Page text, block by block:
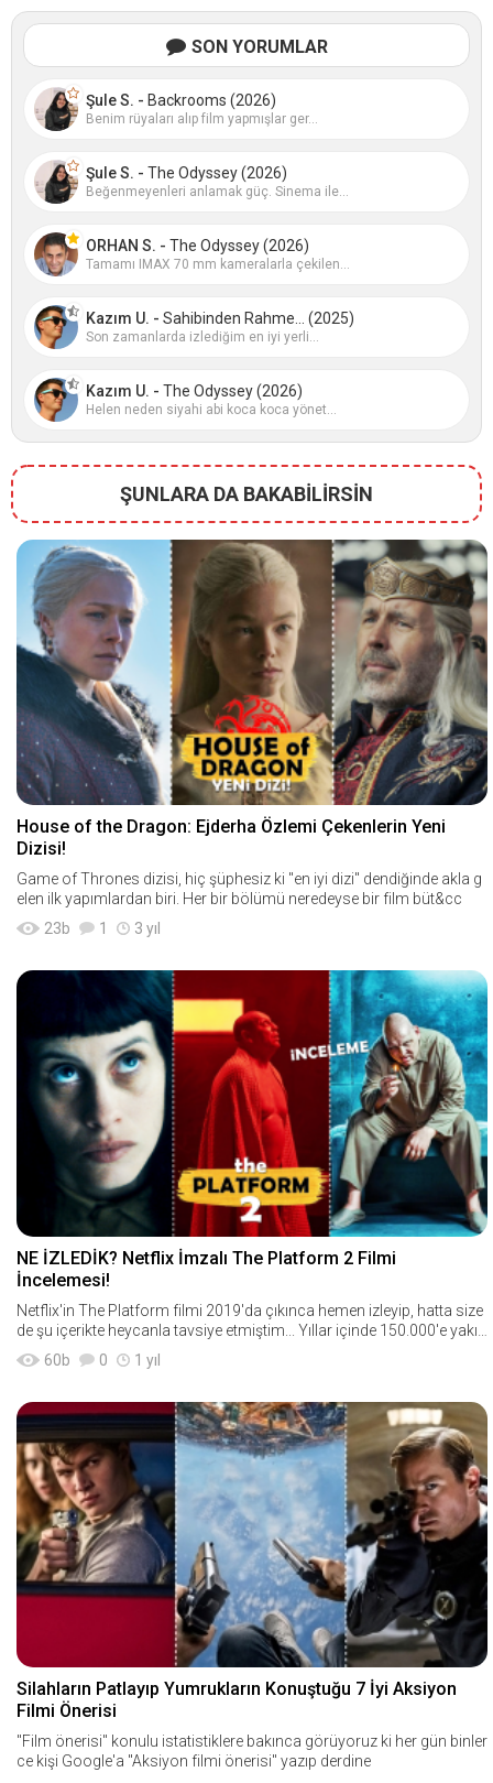
SON YORUMLAR
Şule S. - Backrooms (2026)
Benim rüyaları alıp film yapmışlar ger...
Şule S. - The Odyssey (2026)
Beğenmeyenleri anlamak güç. Sinema ile...
ORHAN S. - The Odyssey (2026)
Tamamı IMAX 70 mm kameralarla çekilen...
Kazım U. - Sahibinden Rahme... (2025)
Son zamanlarda izlediğim en iyi yerli...
Kazım U. - The Odyssey (2026)
Helen neden siyahi abi koca koca yönet...
ŞUNLARA DA BAKABİLİRSİN
House of the Dragon: Ejderha Özlemi Çekenlerin Yeni
Dizisi!
Game of Thrones dizisi, hiç şüphesiz ki "en iyi dizi" dendiğinde akla g
elen ilk yapımlardan biri. Her bir bölümü neredeyse bir film büt&cc
23b 1 3 yıl
NE İZLEDİK? Netflix İmzalı The Platform 2 Filmi
İncelemesi!
Netflix'in The Platform filmi 2019'da çıkınca hemen izleyip, hatta size
de şu içerikte heycanla tavsiye etmiştim... Yıllar içinde 150.000'e yakın
o
60b 0 1 yıl
Silahların Patlayıp Yumrukların Konuştuğu 7 İyi Aksiyon
Filmi Önerisi
"Film önerisi" konulu istatistiklere bakınca görüyoruz ki her gün binler
ce kişi Google'a "Aksiyon filmi önerisi" yazıp derdine